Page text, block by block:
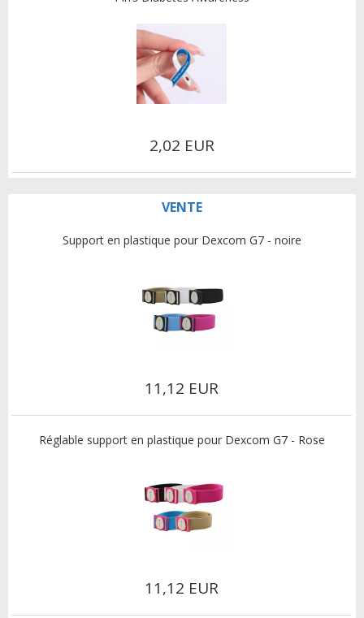
2,02 EUR
VENTE
Support en plastique pour Dexcom G7 - noire
11,12 EUR
Réglable support en plastique pour Dexcom G7 - Rose
11,12 EUR